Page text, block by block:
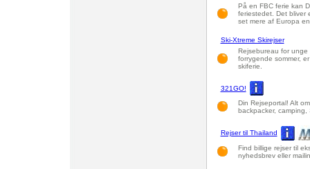
På en FBC ferie kan
feriestedet. Det bliver
set mere af Europa
Ski-Xtreme Skirejser
Rejsebureau for
forrygende sommer,
skiferie.
321GO!
Din Rejseportal! Alt
backpacker,
Rejser til Thailand
Find billige rejser til
nyhedsbrev eller